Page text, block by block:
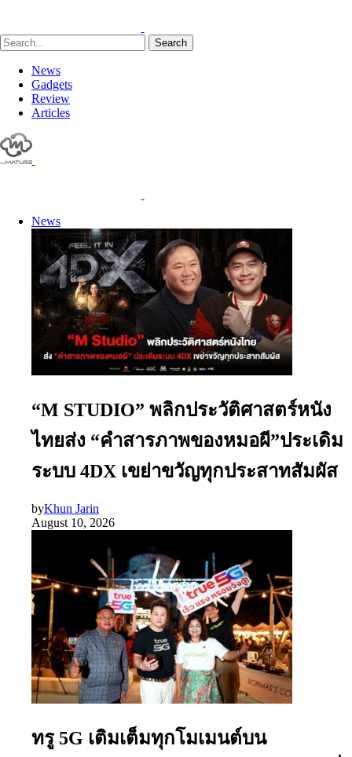
Search
News
Gadgets
Review
Articles
News
“M STUDIO” พลิกประวัติศาสตร์หนัง
ไทยส่ง “คำสารภาพของหมอผี”ประเดิม
ระบบ 4DX เขย่าขวัญทุกประสาทสัมผัส
byKhun Jarin
August 10, 2026
ทรู 5G เติมเต็มทุกโมเมนต์บน